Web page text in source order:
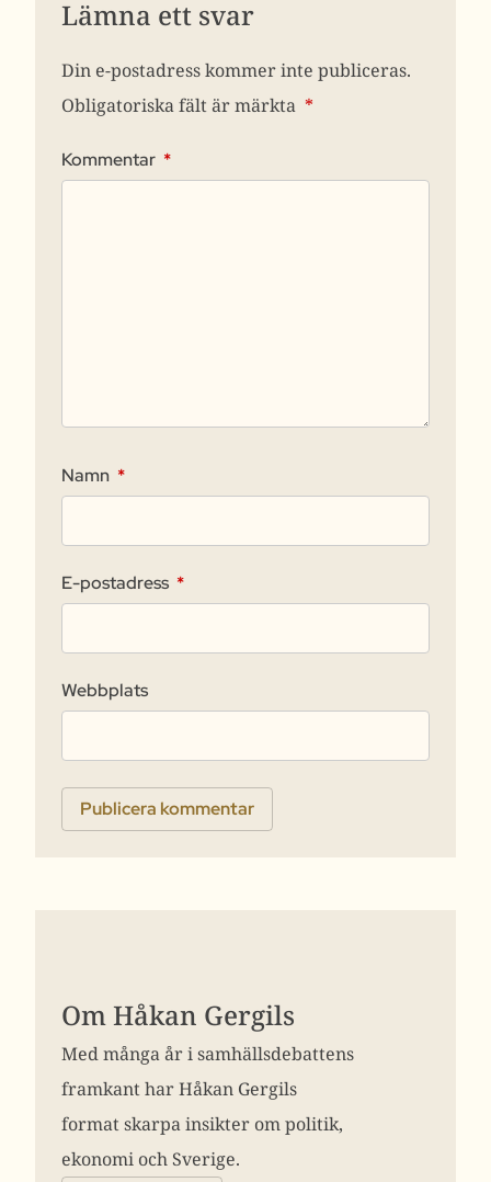
Lämna ett svar
Din e-postadress kommer inte publiceras.
Obligatoriska fält är märkta *
Kommentar *
Namn *
E-postadress *
Webbplats
Om Håkan Gergils
Med många år i samhällsdebattens
framkant har Håkan Gergils
format skarpa insikter om politik,
ekonomi och Sverige.